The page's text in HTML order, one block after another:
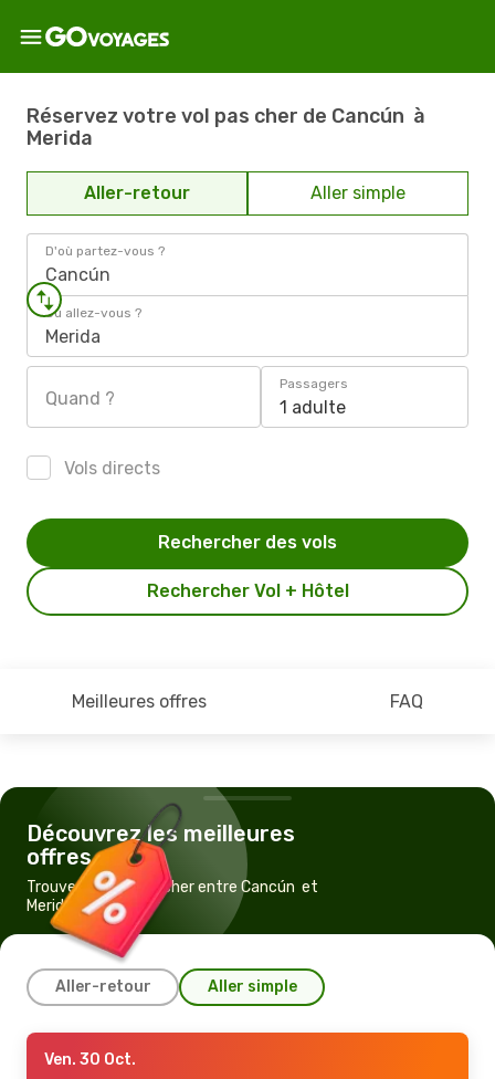
Réservez votre vol pas cher de Cancún à
Merida
Aller-retour Aller simple
D'où partez-vous ?
Cancún
Où allez-vous ?
Merida
Quand ?
Passagers
1 adulte
Vols directs
Rechercher Vol + Hôtel
Rechercher des vols
Meilleures offres FAQ
Découvrez les meilleures
offres
Trouvez un vol pas cher entre Cancún et
Merida
Aller-retour Aller simple
Jeu. 3 Sept.
Ven. 30 Oct.